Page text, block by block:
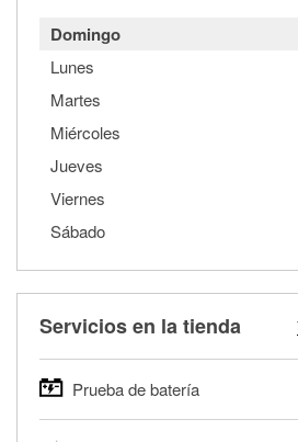
Domingo
Lunes
Martes
Miércoles
Jueves
Viernes
Sábado
Servicios en la tienda
Prueba de batería